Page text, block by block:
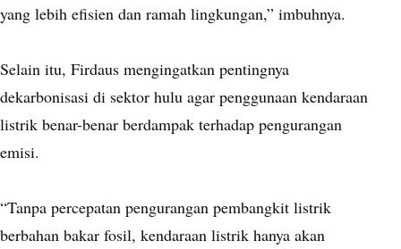
yang lebih efisien dan ramah lingkungan,” imbuhnya.
Selain itu, Firdaus mengingatkan pentingnya
dekarbonisasi di sektor hulu agar penggunaan kendaraan
listrik benar-benar berdampak terhadap pengurangan
emisi.
“Tanpa percepatan pengurangan pembangkit listrik
berbahan bakar fosil, kendaraan listrik hanya akan